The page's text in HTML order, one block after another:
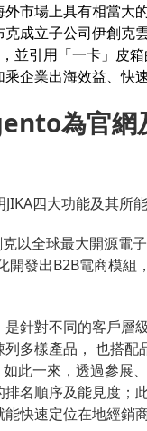
外市場上具有相當
成立子公司伊創克
並引用「一卡」皮
企業出海效益、快
為官網
四大功能及其所
以全球最大開源
發出B2B電商模
針對不同的客戶層
多樣產品， 也搭
此一來，透過參展
名順序及能見度
快速定位在地經銷